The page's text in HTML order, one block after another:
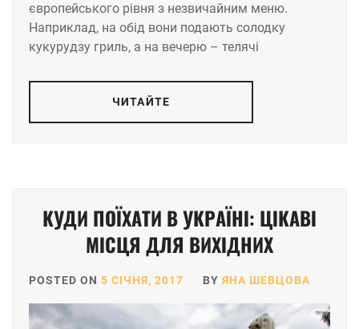
європейського рівня з незвичайним меню.
Наприклад, на обід вони подають солодку
кукурудзу гриль, а на вечерю – телячі
ЧИТАЙТЕ
КУДИ ПОЇХАТИ В УКРАЇНІ: ЦІКАВІ
МІСЦЯ ДЛЯ ВИХІДНИХ
POSTED ON 5 СІЧНЯ, 2017 BY ЯНА ШЕВЦОВА